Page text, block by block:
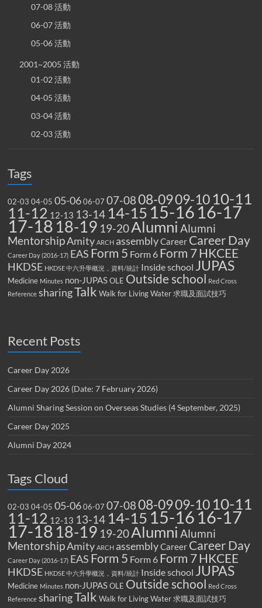
07-08 活動
06-07 活動
05-06 活動
2001~2005 活動
01-02 活動
04-05 活動
03-04 活動
02-03 活動
Tags
02-03 04-05 05-06 06-07 07-0808-0909-10 10-11
11-12 12-13 13-14 14-15 15-16 16-17
17-18 18-19 19-20Alumni Alumni
MentorshipAmity ARCH assemblyCareer Career Day
Career Day (2016-17) EAS Form 5 Form 6 Form 7HKCEE
HKDSE HKDSE 中六升學概況，資料/統計 Inside school JUPAS
Medicine Minutes non-JUPAS OLE Outside school Red Cross
Reference sharingTalk Walk for Living Water 求職及面試技巧
Recent Posts
Career Day 2026
Career Day 2026 (Date: 7 February 2026)
Alumni Sharing Session on Overseas Studies (4 September, 2025)
Career Day 2025
Alumni Day 2024
Tags Cloud
02-03 04-05 05-06 06-07 07-0808-0909-10 10-11
11-12 12-13 13-14 14-15 15-16 16-17
17-18 18-19 19-20Alumni Alumni
MentorshipAmity ARCH assemblyCareer Career Day
Career Day (2016-17) EAS Form 5 Form 6 Form 7HKCEE
HKDSE HKDSE 中六升學概況，資料/統計 Inside school JUPAS
Medicine Minutes non-JUPAS OLE Outside school Red Cross
Reference sharingTalk Walk for Living Water 求職及面試技巧